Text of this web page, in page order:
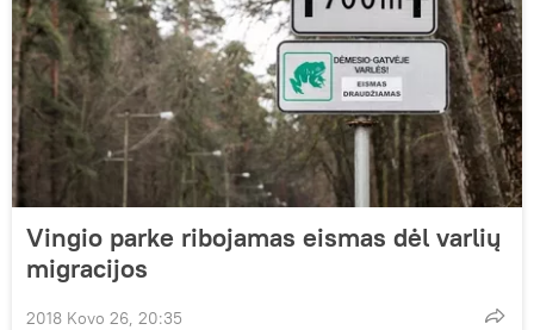
Vingio parke ribojamas eismas dėl varlių
migracijos
2018 Kovo 26, 20:35